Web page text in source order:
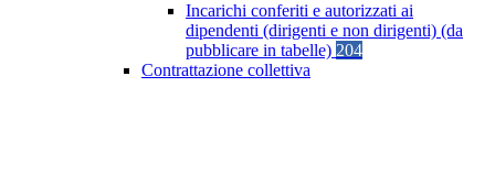
Incarichi conferiti e autorizzati ai
dipendenti (dirigenti e non dirigenti) (da
pubblicare in tabelle) 204
Contrattazione collettiva